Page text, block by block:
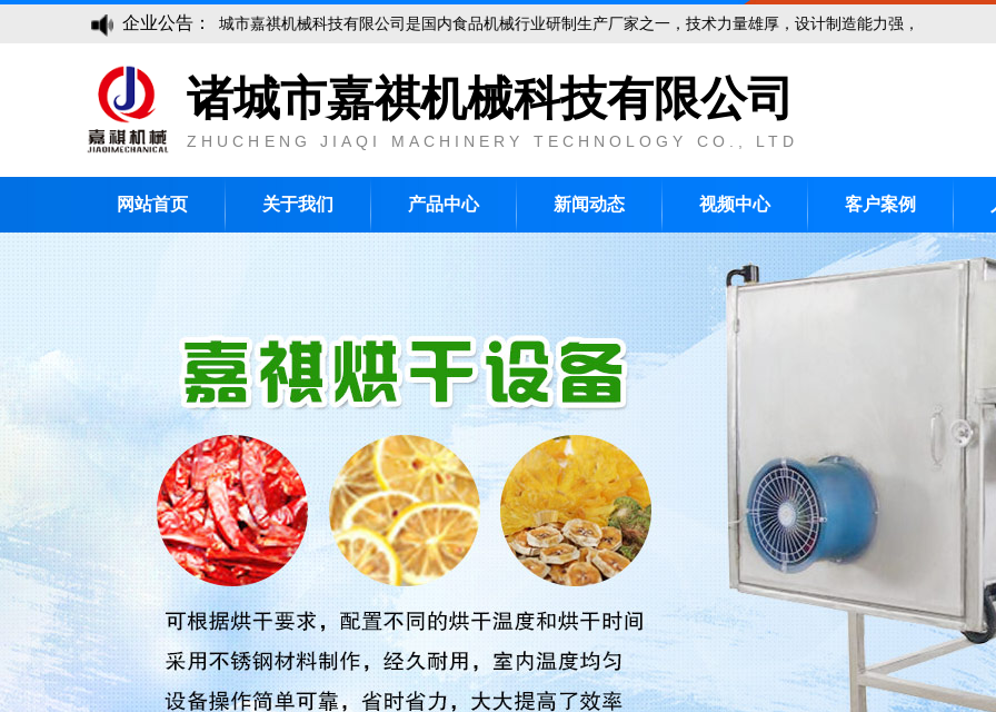
企业公告：
诸城市嘉祺机械科技有限公司是国内食品机械行业研制生产厂家之一，技术力量雄厚，设计制造能力强，生产设施完善，
诸城市嘉祺机械科技有限公司
ZHUCHENG JIAQI MACHINERY TECHNOLOGY CO., LTD
网站首页 关于我们 产品中心 新闻动态 视频中心 客户案例